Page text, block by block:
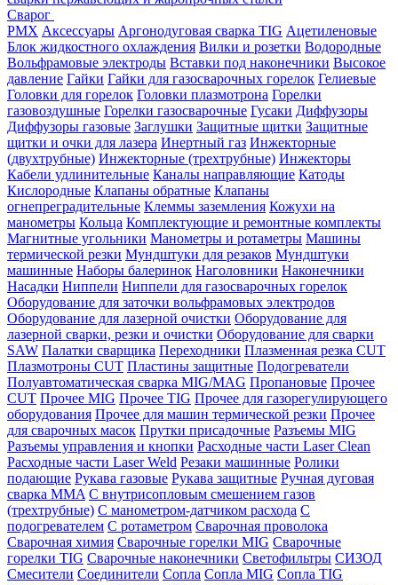
Сварог
PMX Аксессуары Аргонодуговая сварка TIG Ацетиленовые
Блок жидкостного охлаждения Вилки и розетки Водородные
Вольфрамовые электроды Вставки под наконечники Высокое
давление Гайки Гайки для газосварочных горелок Гелиевые
Головки для горелок Головки плазмотрона Горелки
газовоздушные Горелки газосварочные Гусаки Диффузоры
Диффузоры газовые Заглушки Защитные щитки Защитные
щитки и очки для лазера Инертный газ Инжекторные
(двухтрубные) Инжекторные (трехтрубные) Инжекторы
Кабели удлинительные Каналы направляющие Катоды
Кислородные Клапаны обратные Клапаны
огнепреградительные Клеммы заземления Кожухи на
манометры Кольца Комплектующие и ремонтные комплекты
Магнитные угольники Манометры и ротаметры Машины
термической резки Мундштуки для резаков Мундштуки
машинные Наборы балеринок Наголовники Наконечники
Насадки Ниппели Ниппели для газосварочных горелок
Оборудование для заточки вольфрамовых электродов
Оборудование для лазерной очистки Оборудование для
лазерной сварки, резки и очистки Оборудование для сварки
SAW Палатки сварщика Переходники Плазменная резка CUT
Плазмотроны CUT Пластины защитные Подогреватели
Полуавтоматическая сварка MIG/MAG Пропановые Прочее
CUT Прочее MIG Прочее TIG Прочее для газорегулирующего
оборудования Прочее для машин термической резки Прочее
для сварочных масок Прутки присадочные Разъемы MIG
Разъемы управления и кнопки Расходные части Laser Clean
Расходные части Laser Weld Резаки машинные Ролики
подающие Рукава газовые Рукава защитные Ручная дуговая
сварка MMA С внутрисопловым смешением газов
(трехтрубные) С манометром-датчиком расхода С
подогревателем С ротаметром Сварочная проволока
Сварочная химия Сварочные горелки MIG Сварочные
горелки TIG Сварочные наконечники Светофильтры СИЗОД
Смесители Соединители Сопла Сопла MIG Сопла TIG